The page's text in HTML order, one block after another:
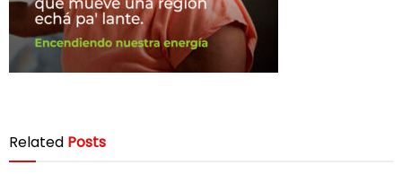
Related Posts